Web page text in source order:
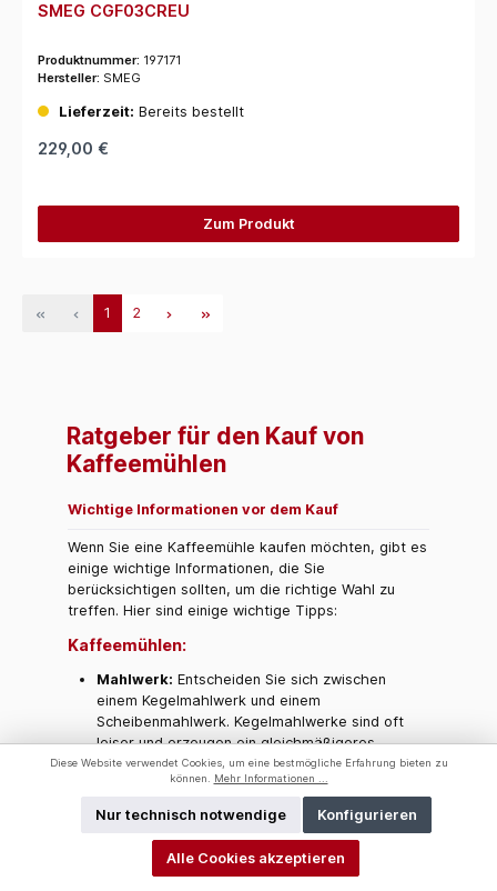
SMEG CGF03CREU
Produktnummer: 197171
Hersteller: SMEG
Lieferzeit: Bereits bestellt
229,00 €
Zum Produkt
1 2
Ratgeber für den Kauf von
Kaffeemühlen
Wichtige Informationen vor dem Kauf
Wenn Sie eine Kaffeemühle kaufen möchten, gibt es
einige wichtige Informationen, die Sie
berücksichtigen sollten, um die richtige Wahl zu
treffen. Hier sind einige wichtige Tipps:
Kaffeemühlen:
Mahlwerk: Entscheiden Sie sich zwischen
einem Kegelmahlwerk und einem
Scheibenmahlwerk. Kegelmahlwerke sind oft
leiser und erzeugen ein gleichmäßigeres
Mahlgut, während Scheibenmahlwerke
schneller mahlen können.
Einstellungsmöglichkeiten für die Mahlfeinheit.
Je mehr Einstellungen verfügbar sind, desto
präziser können Sie den Mahlgrad auf Ihre
Diese Website verwendet Cookies, um eine bestmögliche Erfahrung bieten zu
können.
Mehr Informationen ...
Nur technisch notwendige Konfigurieren
Alle Cookies akzeptieren